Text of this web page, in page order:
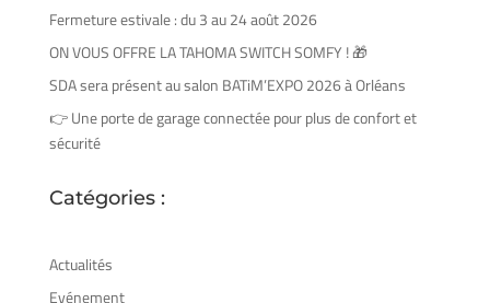
Fermeture estivale : du 3 au 24 août 2026
ON VOUS OFFRE LA TAHOMA SWITCH SOMFY ! 🎁
SDA sera présent au salon BATiM’EXPO 2026 à Orléans
👉 Une porte de garage connectée pour plus de confort et
sécurité
Catégories :
Actualités
Evénement